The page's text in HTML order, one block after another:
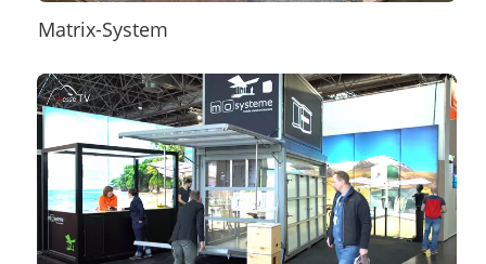
Matrix-System